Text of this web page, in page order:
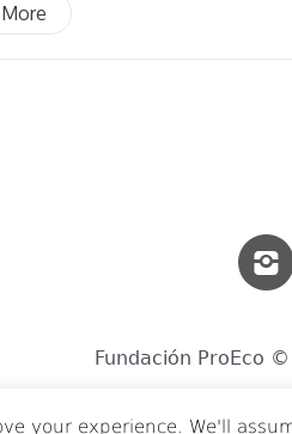
Fundación ProEco
your experience. We'll